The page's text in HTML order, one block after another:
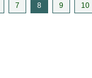
7 8 9 10